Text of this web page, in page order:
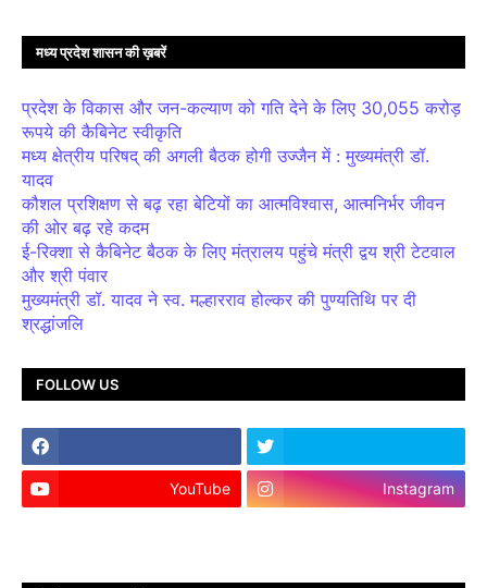
मध्य प्रदेश शासन की ख़बरें
प्रदेश के विकास और जन-कल्याण को गति देने के लिए 30,055 करोड़
रूपये की कैबिनेट स्वीकृति
मध्य क्षेत्रीय परिषद् की अगली बैठक होगी उज्जैन में : मुख्यमंत्री डॉ.
यादव
कौशल प्रशिक्षण से बढ़ रहा बेटियों का आत्मविश्वास, आत्मनिर्भर जीवन
की ओर बढ़ रहे कदम
ई-रिक्शा से कैबिनेट बैठक के लिए मंत्रालय पहुंचे मंत्री द्वय श्री टेटवाल
और श्री पंवार
मुख्यमंत्री डॉ. यादव ने स्व. मल्हारराव होल्कर की पुण्यतिथि पर दी
श्रद्धांजलि
FOLLOW US
YouTube Instagram